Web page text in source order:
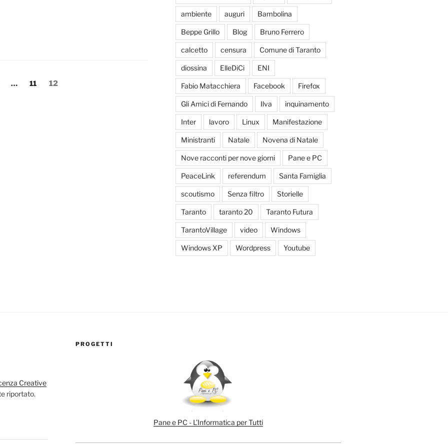
… Pagina
11 Pagina
12
ambiente auguri Bambolina
Beppe Grillo Blog Bruno Ferrero
calcetto censura Comune di Taranto
diossina ElleDiCi ENI
Fabio Matacchiera Facebook Firefox
Gli Amici di Fernando Ilva inquinamento
Inter lavoro Linux Manifestazione
Ministranti Natale Novena di Natale
Nove racconti per nove giorni Pane e PC
PeaceLink referendum Santa Famiglia
scoutismo Senza filtro Storielle
Taranto taranto 20 Taranto Futura
TarantoVillage video Windows
Windows XP Wordpress Youtube
Creative
riportato.
PROGETTI
Pane e PC - L’Informatica per Tutti